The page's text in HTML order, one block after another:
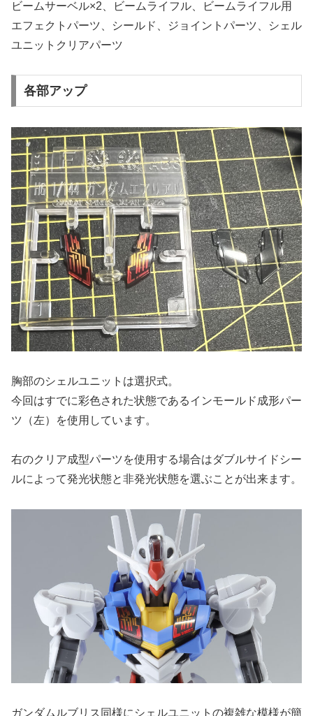
ビームサーベル×2、ビームライフル、ビームライフル用
エフェクトパーツ、シールド、ジョイントパーツ、シェル
ユニットクリアパーツ
各部アップ
胸部のシェルユニットは選択式。
今回はすでに彩色された状態であるインモールド成形パー
ツ（左）を使用しています。
右のクリア成型パーツを使用する場合はダブルサイドシー
ルによって発光状態と非発光状態を選ぶことが出来ます。
ガンダムルブリス同様にシェルユニットの複雑な模様が簡